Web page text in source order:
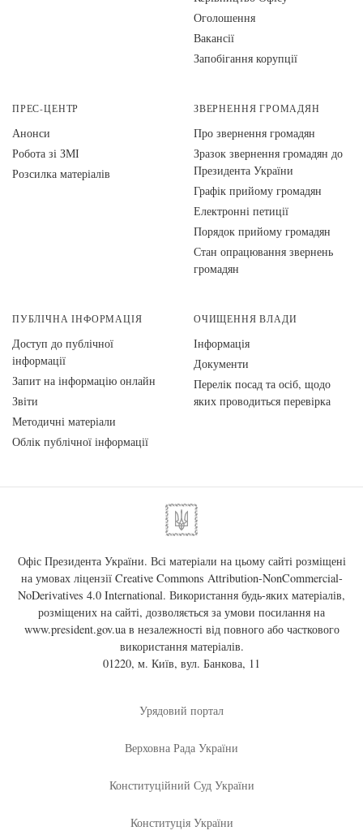
Оголошення
Вакансії
Запобігання корупції
ПРЕС-ЦЕНТР
Анонси
Робота зі ЗМІ
Розсилка матеріалів
ЗВЕРНЕННЯ ГРОМАДЯН
Про звернення громадян
Зразок звернення громадян до
Президента України
Графік прийому громадян
Електронні петиції
Порядок прийому громадян
Стан опрацювання звернень
громадян
ПУБЛІЧНА ІНФОРМАЦІЯ
Доступ до публічної
інформації
Запит на інформацію онлайн
Звіти
Методичні матеріали
Облік публічної інформації
ОЧИЩЕННЯ ВЛАДИ
Інформація
Документи
Перелік посад та осіб, щодо
яких проводиться перевірка
Офіс Президента України. Всі матеріали на цьому сайті розміщені
на умовах ліцензії Creative Commons Attribution-NonCommercial-
NoDerivatives 4.0 International. Використання будь-яких матеріалів,
розміщених на сайті, дозволяється за умови посилання на
www.president.gov.uaв незалежності від повного або часткового
використання матеріалів.
01220, м. Київ, вул. Банкова, 11
Урядовий портал
Верховна Рада України
Конституційний Суд України
Конституція України